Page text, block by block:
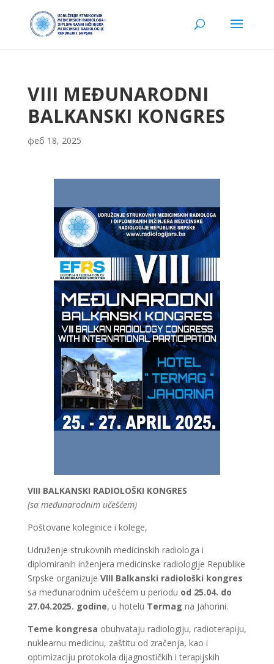
VIII MEĐUNARODNI
BALKANSKI KONGRES
феб 18, 2025
VIII BALKANSKI RADIOLOŠKI KONGRES
(sa međunarodnim učešćem)
Poštovane koleginice i kolege,
Udruženje strukovnih medicinskih radiologa i
diplomiranih inženjera medicinske radiologije Republike
Srpske organizuje VIII Balkanski radiološki kongres
sa međunarodnim učešćem u periodu od 25.04. do
27.04.2025. godine, u hotelu Termag na Jahorini.
Teme kongresa obuhvataju radiologiju, radioterapiju,
nuklearnu medicinu, zaštitu od zračenja, kao i
optimizaciju protokola dijagnostičkih i terapijskih